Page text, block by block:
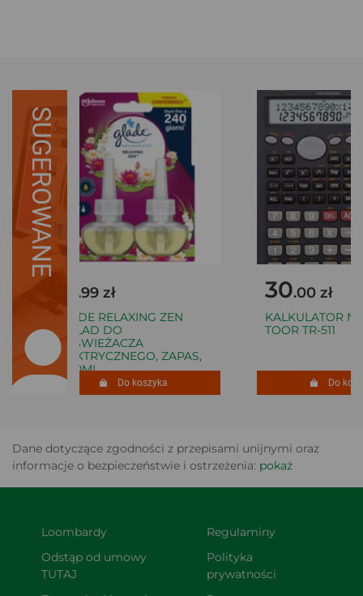
SUGEROWANE
.99 zł
GLADE RELAXING ZEN
WKŁAD DO
ODŚWIEŻACZA
ELEKTRYCZNEGO, ZAPAS,
2X20ML
Do koszyka
30.00 zł
KALKULATOR
TOOR TR-511
Do
Dane dotyczące zgodności z przepisami unijnymi oraz
informacje o bezpieczeństwie i ostrzeżenia: pokaż
Loombardy
Odstąp od umowy
TUTAJ
Regulaminy
Polityka
prywatności